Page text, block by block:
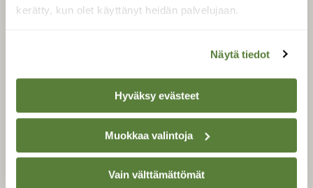
kerätty, kun olet käyttänyt heidän palvelujaan.
Näytä tiedot
Hyväksy evästeet
Muokkaa valintoja
Vain välttämättömät
LEHTI
Tilaa Suomen Luonto
Tilaa digilukuoikeus
Äänestä parasta juttua
Tilaa uutiskirje